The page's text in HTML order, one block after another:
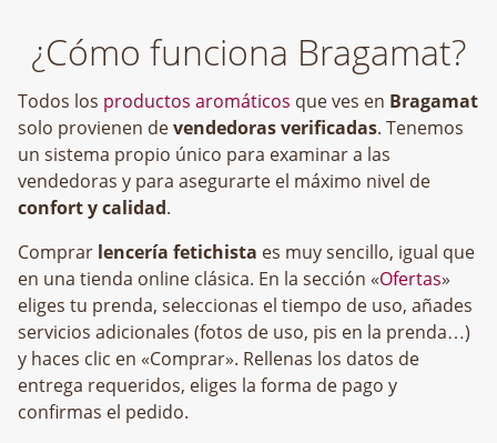
¿Cómo funciona Bragamat?
Todos los productos aromáticos que ves en Bragamat
solo provienen devendedoras verificadas. Tenemos
un sistema propio único para examinar a las
vendedoras y para asegurarte el máximo nivel de
confort y calidad.
Comprar lencería fetichista es muy sencillo, igual que
en una tienda online clásica. En la sección «Ofertas»
eliges tu prenda, seleccionas el tiempo de uso, añades
servicios adicionales (fotos de uso, pis en la prenda…)
y haces clic en «Comprar». Rellenas los datos de
entrega requeridos, eliges la forma de pago y
confirmas el pedido.